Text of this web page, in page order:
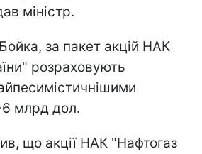
міністр.
за пакет акцій НАК
розраховують
млрд дол.
що акції НАК "Нафтогаз